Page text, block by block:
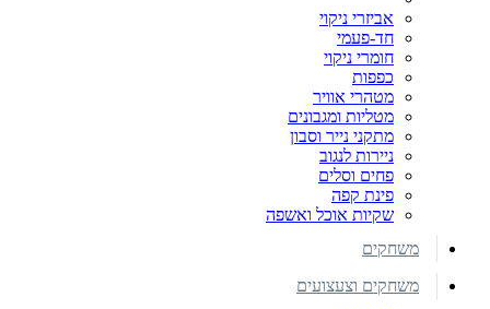
אביזרי ניקוי
חד-פעמי
חומרי ניקוי
כפפות
מטהרי אוויר
מטליות ומגבונים
מתקני נייר וסבון
ניירות לנגוב
פחים וסלים
פינת קפה
שקיות אוכל ואשפה
משחקים
משחקים וצעצועים